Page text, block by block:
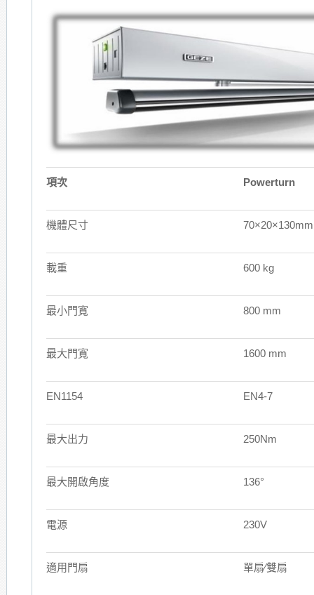
項次 Powerturn
機體尺寸 70×20×130mm
載重 600 kg
最小門寬 800 mm
最大門寬 1600 mm
EN1154 EN4-7
最大出力 250Nm
最大開啟角度 136°
電源 230V
適用門扇 單扇∕雙扇